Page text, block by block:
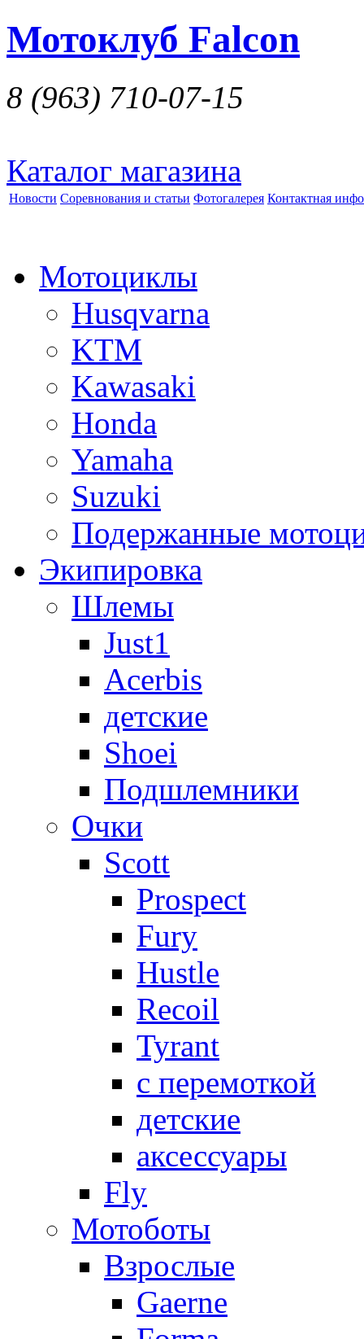
Мотоклуб Falcon
8 (963) 710-07-15
Каталог магазина
Новости Соревнования и статьи Фотогалерея Контактная
Мотоциклы
Husqvarna
KTM
Kawasaki
Honda
Yamaha
Suzuki
Подержанные
Экипировка
Шлемы
Just1
Acerbis
детские
Shoei
Подшлемники
Очки
Scott
Prospect
Fury
Hustle
Recoil
Tyrant
с перемоткой
детские
аксессуары
Fly
Мотоботы
Взрослые
Gaerne